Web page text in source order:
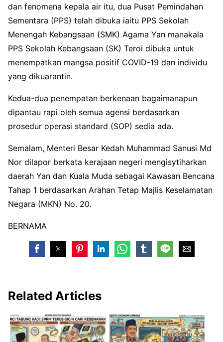
dan fenomena kepala air itu, dua Pusat Pemindahan
Sementara (PPS) telah dibuka iaitu PPS Sekolah
Menengah Kebangsaan (SMK) Agama Yan manakala
PPS Sekolah Kebangsaan (SK) Teroi dibuka untuk
menempatkan mangsa positif COVID-19 dan individu
yang dikuarantin.
Kedua-dua penempatan berkenaan bagaimanapun
dipantau rapi oleh semua agensi berdasarkan
prosedur operasi standard (SOP) sedia ada.
Semalam, Menteri Besar Kedah Muhammad Sanusi Md
Nor dilapor berkata kerajaan negeri mengisytiharkan
daerah Yan dan Kuala Muda sebagai Kawasan Bencana
Tahap 1 berdasarkan Arahan Tetap Majlis Keselamatan
Negara (MKN) No. 20.
BERNAMA
Related Articles